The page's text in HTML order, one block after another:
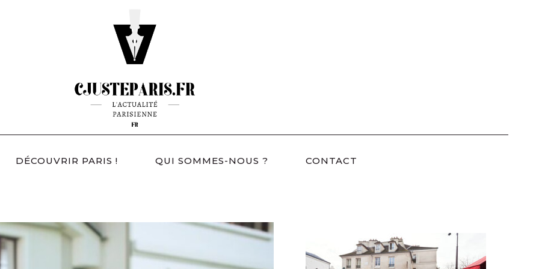
DÉCOUVRIR PARIS ! QUI SOMMES-NOUS ? CONTACT